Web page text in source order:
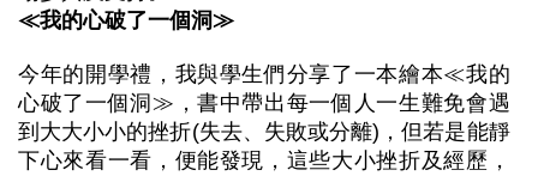
≪我的心破了一個洞≫
今年的開學禮，我與學生們分享了一本繪本≪我的
心破了一個洞≫，書中帶出每一個人一生難免會遇
到大大小小的挫折(失去、失敗或分離)，但若是能靜
下心來看一看，便能發現，這些大小挫折及經歷，